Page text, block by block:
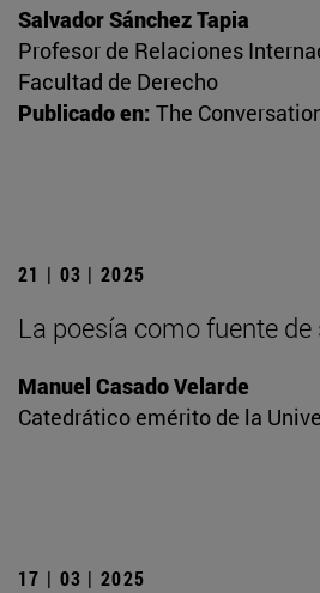
Salvador Sánchez Tapia
Profesor de Relaciones
Facultad de Derecho
Publicado en: The
21 | 03 | 2025
La poesía como fuente
Manuel Casado Velarde
Catedrático emérito de la
17 | 03 | 2025